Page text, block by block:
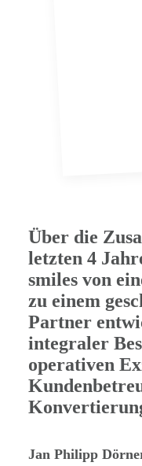
Über die
letzten 4
smiles von
zu einem
Partner
integraler
operativen
Jan Philipp